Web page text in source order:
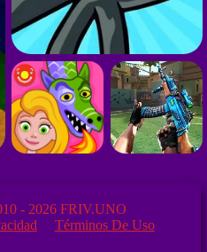
- 2026 FRIV.UNO
Términos De Uso